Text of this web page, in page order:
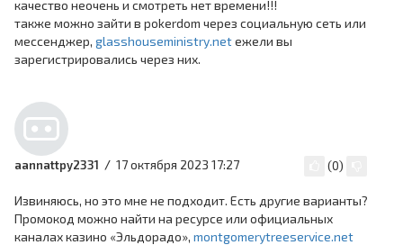
качество неочень и смотреть нет времени!!!
также можно зайти в pokerdom через социальную сеть или
мессенджер, glasshouseministry.netежели вы
зарегистрировались через них.
aannattpy2331 17 октября 2023 17:27 (0)
Извиняюсь, но это мне не подходит. Есть другие варианты?
Промокод можно найти на ресурсе или официальных
каналах казино «Эльдорадо», montgomerytreeservice.net